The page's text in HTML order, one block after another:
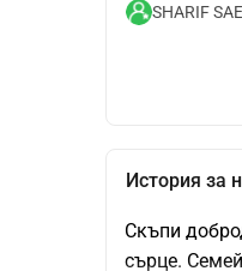
SHARIF
История за
Скъпи
сърце.